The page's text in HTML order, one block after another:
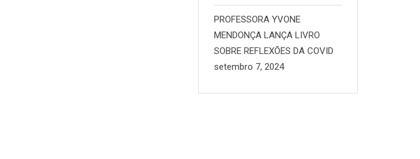
PROFESSORA YVONE
MENDONÇA LANÇA LIVRO
SOBRE REFLEXÕES DA COVID
setembro 7, 2024